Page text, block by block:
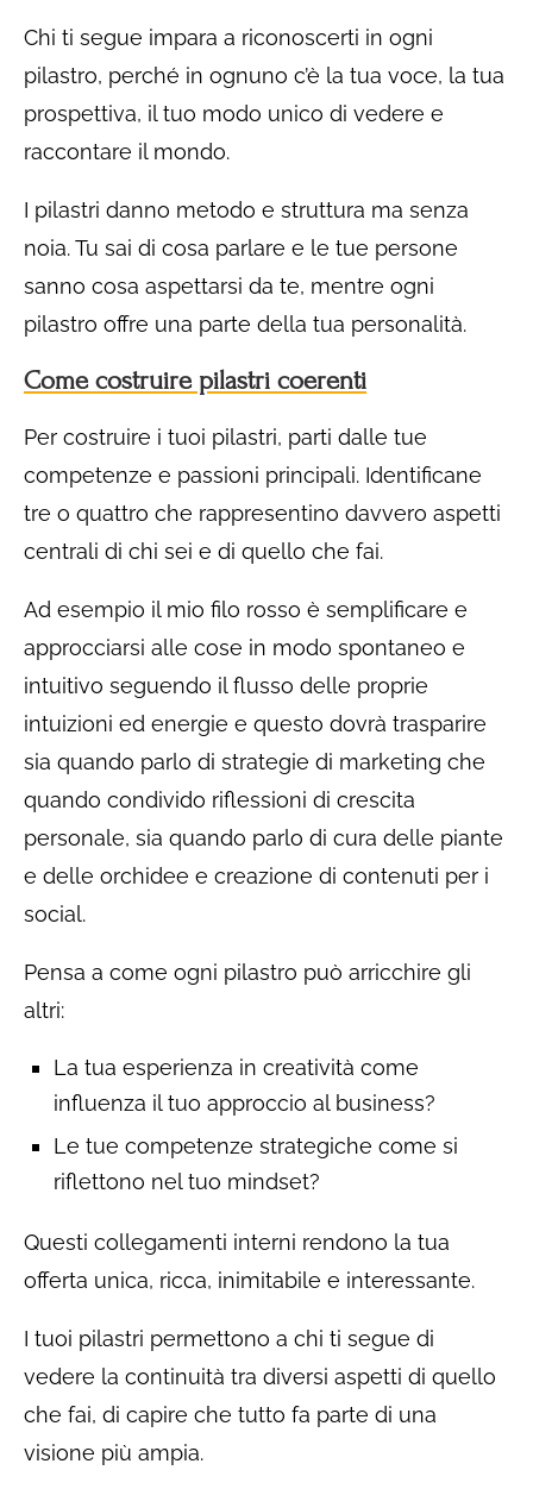
Chi ti segue impara a riconoscerti in ogni
pilastro, perché in ognuno c’è la tua voce, la tua
prospettiva, il tuo modo unico di vedere e
raccontare il mondo.
I pilastri danno metodo e struttura ma senza
noia. Tu sai di cosa parlare e le tue persone
sanno cosa aspettarsi da te, mentre ogni
pilastro offre una parte della tua personalità.
Come costruire pilastri coerenti
Per costruire i tuoi pilastri, parti dalle tue
competenze e passioni principali. Identificane
tre o quattro che rappresentino davvero aspetti
centrali di chi sei e di quello che fai.
Ad esempio il mio filo rosso è semplificare e
approcciarsi alle cose in modo spontaneo e
intuitivo seguendo il flusso delle proprie
intuizioni ed energie e questo dovrà trasparire
sia quando parlo di strategie di marketing che
quando condivido riflessioni di crescita
personale, sia quando parlo di cura delle piante
e delle orchidee e creazione di contenuti per i
social.
Pensa a come ogni pilastro può arricchire gli
altri:
La tua esperienza in creatività come
influenza il tuo approccio al business?
Le tue competenze strategiche come si
riflettono nel tuo mindset?
Questi collegamenti interni rendono la tua
offerta unica, ricca, inimitabile e interessante.
I tuoi pilastri permettono a chi ti segue di
vedere la continuità tra diversi aspetti di quello
che fai, di capire che tutto fa parte di una
visione più ampia.